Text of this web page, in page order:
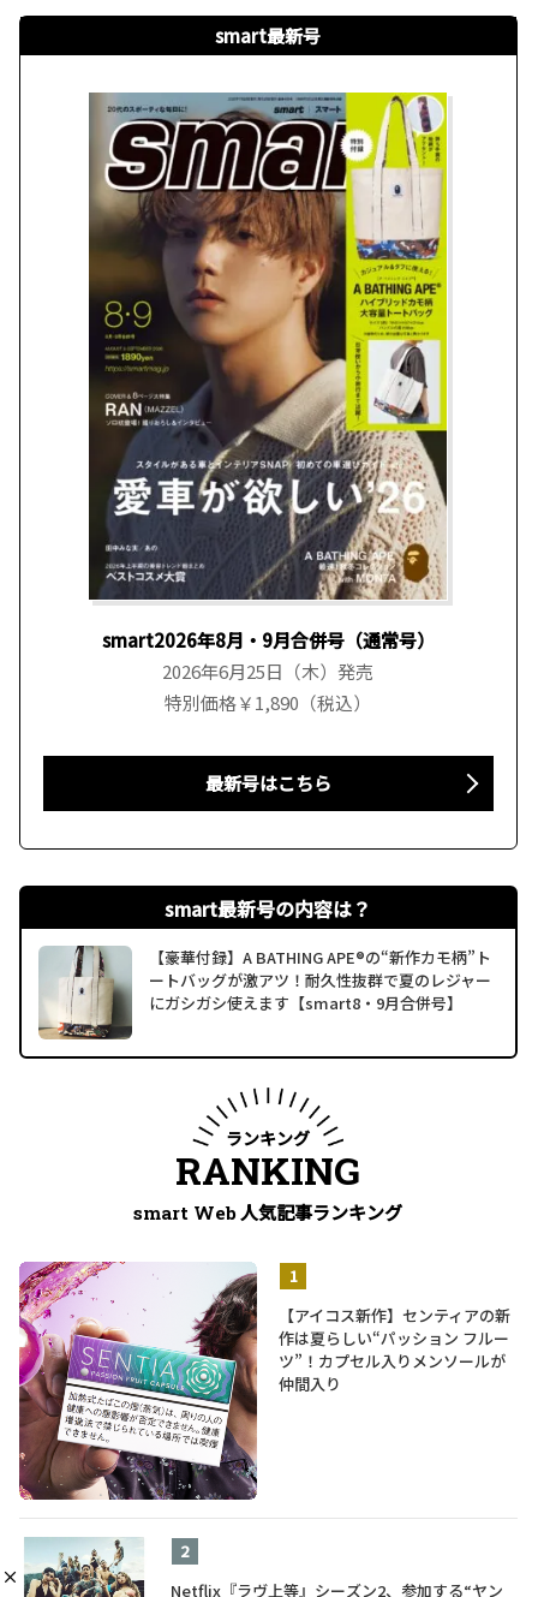
smart最新号
smart2026年8月・9月合併号（通常号）
2026年6月25日（木）発売
特別価格￥1,890（税込）
最新号はこちら
smart最新号の内容は？
【豪華付録】A BATHING APE®の“新作カモ柄”ト
ートバッグが激アツ！耐久性抜群で夏のレジャー
にガシガシ使えます【smart8・9月合併号】
ランキング
RANKING
smart Web 人気記事ランキング
【アイコス新作】センティアの新
作は夏らしい“パッション フルー
ツ”！カプセル入りメンソールが
仲間入り
Netflix『ラヴ上等』シーズン2、参加する“ヤン